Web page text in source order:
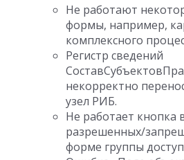
Не работают
формы, например,
комплексного
Регистр сведений
некорректно
узел РИБ.
Не работает кнопка
разрешенных/
форме группы